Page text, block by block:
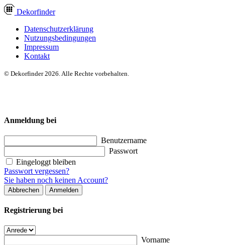
Dekorfinder
Datenschutzerklärung
Nutzungsbedingungen
Impressum
Kontakt
© Dekorfinder 2026. Alle Rechte vorbehalten.
Anmeldung bei
Benutzername
Passwort
Eingeloggt bleiben
Passwort vergessen?
Sie haben noch keinen Account?
Abbrechen Anmelden
Registrierung bei
Vorname